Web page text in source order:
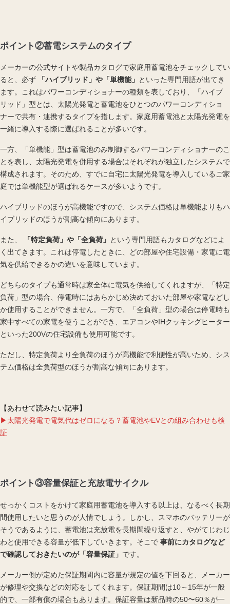
ポイント②蓄電システムのタイプ
メーカーの公式サイトや製品カタログで家庭用蓄電池をチェックしてい
ると、必ず
「ハイブリッド」や「単機能」 といった専門用語が出てき
ます。これはパワーコンディショナーの種類を表しており、「ハイブ
リッド」型とは、太陽光発電と蓄電池をひとつのパワーコンディショ
ナーで共有・連携するタイプを指します。家庭用蓄電池と太陽光発電を
一緒に導入する際に選ばれることが多いです。
一方、「単機能」型は蓄電池のみ制御するパワーコンディショナーのこ
とを表し、太陽光発電を併用する場合はそれぞれが独立したシステムで
構成されます。そのため、すでに自宅に太陽光発電を導入しているご家
庭では単機能型が選ばれるケースが多いようです。
ハイブリッドのほうが高機能ですので、システム価格は単機能よりもハ
イブリッドのほうが割高な傾向にあります。
また、 「特定負荷」や「全負荷」 という専門用語もカタログなどによ
く出てきます。これは停電したときに、どの部屋や住宅設備・家電に電
気を供給できるかの違いを意味しています。
どちらのタイプも通常時は家全体に電気を供給してくれますが、「特定
負荷」型の場合、停電時にはあらかじめ決めておいた部屋や家電などし
か使用することができません。一方で、「全負荷」型の場合は停電時も
家中すべての家電を使うことができ、エアコンやIHクッキングヒーター
といった200Vの住宅設備も使用可能です。
ただし、特定負荷より全負荷のほうが高機能で利便性が高いため、シス
テム価格は全負荷型のほうが割高な傾向にあります。
【あわせて読みたい記事】
▶太陽光発電で電気代はゼロになる？蓄電池やEVとの組み合わせも検
証
ポイント③容量保証と充放電サイクル
せっかくコストをかけて家庭用蓄電池を導入する以上は、なるべく長期
間使用したいと思うのが人情でしょう。しかし、スマホのバッテリーが
そうであるように、蓄電池は充放電を長期間繰り返すと、やがてじわじ
わと使用できる容量が低下していきます。そこで 事前にカタログなど
で確認しておきたいのが「容量保証」 です。
メーカー側が定めた保証期間内に容量が規定の値を下回ると、メーカー
が修理や交換などの対応をしてくれます。保証期間は10～15年が一般
的で、一部有償の場合もあります。保証容量は新品時の50〜60％が一